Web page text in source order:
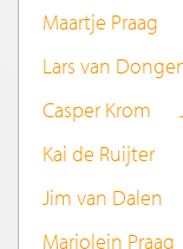
Maartje Praag
Lars van
Casper Krom
Kai de Ruijter
Jim van Dalen
Marjolein Praag